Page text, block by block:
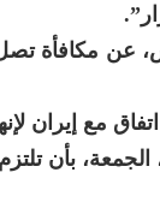
مع إيران
بأن